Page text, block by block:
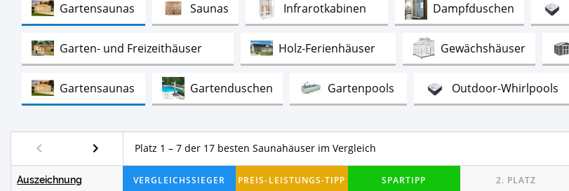
Gartensaunas Saunas Infrarotkabinen Dampfduschen
Garten- und FreizeithäuserTest Holz-FerienhäuserTest GewächshäuserTest
Gartensaunas Gartenduschen Gartenpools Outdoor-Whirlpools
Platz 1 – 7 der 17 besten Saunahäuser im Vergleich
Auszeichnung